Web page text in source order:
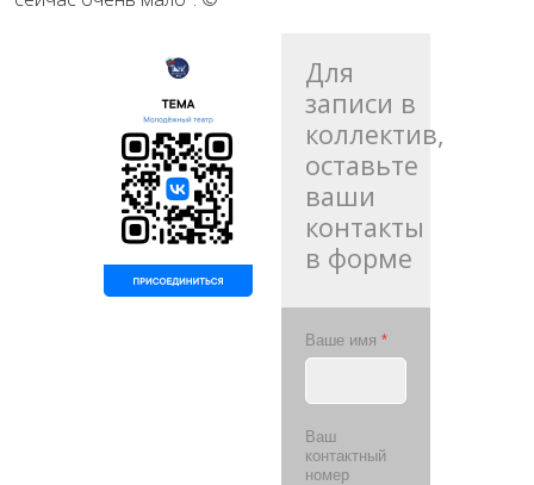
Для
записи в
коллектив,
оставьте
ваши
контакты
в форме
Ваше имя *
Ваш
контактный
номер